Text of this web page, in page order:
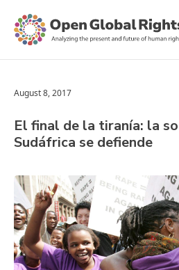
August 8, 2017
El final de la tiranía: la
Sudáfrica se defiende